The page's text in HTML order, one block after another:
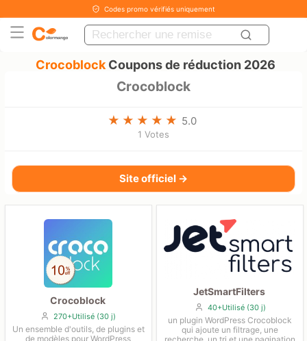
Codes promo vérifiés uniquement
Crocoblock Coupons de réduction 2026
Crocoblock
5.0
1 Votes
Site officiel →
Crocoblock
270+Utilisé (30 j)
Un ensemble d'outils, de plugins et
de modèles pour WordPress
JetSmartFilters
40+Utilisé (30 j)
un plugin WordPress Crocoblock
qui ajoute un filtrage, une